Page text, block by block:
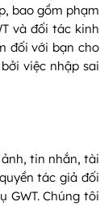
bao gồm phạm
và đối tác kinh
đối với bạn cho
việc nhập sai
tin nhắn, tài
tác giả đối
GWT. Chúng tôi